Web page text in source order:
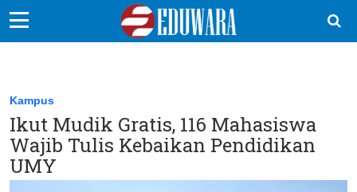
Sekolah Kita
Vokasi
Kampus
Idea
Kampus
Ikut Mudik Gratis, 116 Mahasiswa
Wajib Tulis Kebaikan Pendidikan
UMY